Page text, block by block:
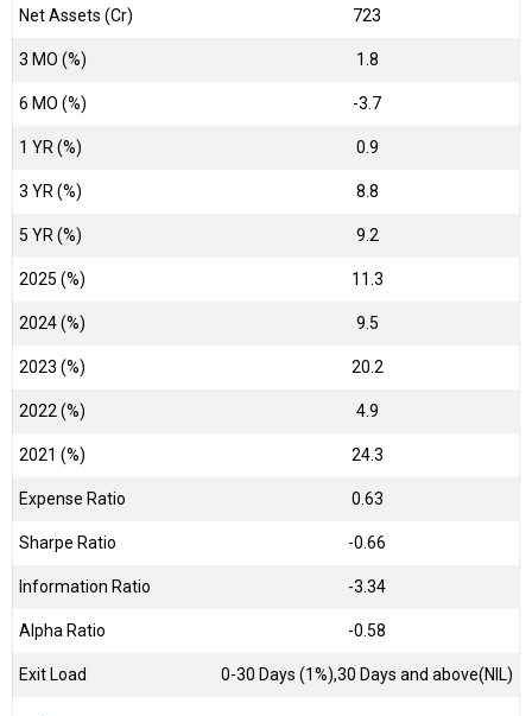
Net Assets (Cr) ₹723
3 MO (%) 1.8
6 MO (%) -3.7
1 YR (%) 0.9
3 YR (%) 8.8
5 YR (%) 9.2
2025 (%) 11.3
2024 (%) 9.5
2023 (%) 20.2
2022 (%) 4.9
2021 (%) 24.3
Expense Ratio 0.63
Sharpe Ratio -0.66
Information Ratio -3.34
Alpha Ratio -0.58
Exit Load 0-30 Days (1%),30 Days and above(NIL)